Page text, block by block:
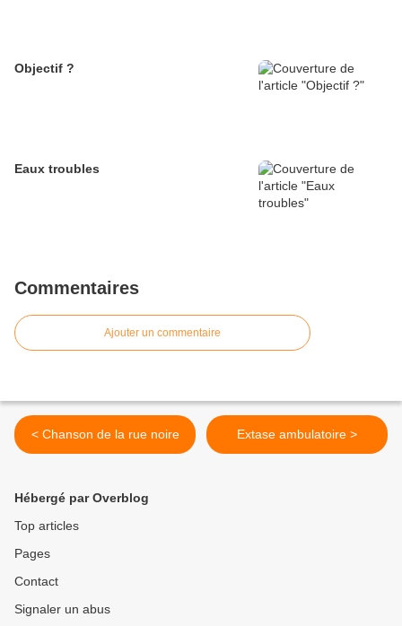
Objectif ?
Eaux troubles
Commentaires
Ajouter un commentaire
< Chanson de la rue noire Extase ambulatoire >
Hébergé par Overblog
Top articles
Pages
Contact
Signaler un abus